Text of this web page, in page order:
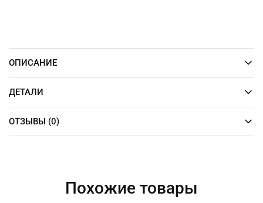
ОПИСАНИЕ
ДЕТАЛИ
ОТЗЫВЫ (0)
Похожие товары